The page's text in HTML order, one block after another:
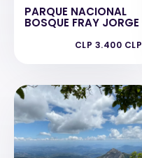
PARQUE NACIONAL
BOSQUE FRAY JORGE
CLP 3.400 CLP